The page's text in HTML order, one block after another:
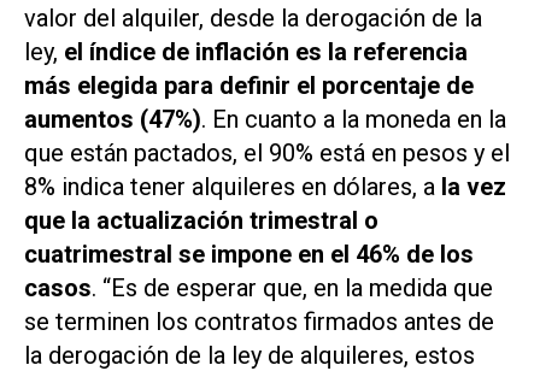
valor del alquiler, desde la derogación de la
ley, el índice de inflación es la referencia
más elegida para definir el porcentaje de
aumentos (47%). En cuanto a la moneda en la
que están pactados, el 90% está en pesos y el
8% indica tener alquileres en dólares, a la vez
que la actualización trimestral o
cuatrimestral se impone en el 46% de los
casos. “Es de esperar que, en la medida que
se terminen los contratos firmados antes de
la derogación de la ley de alquileres, estos